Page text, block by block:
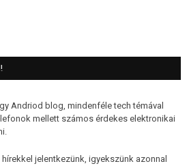
Andriod blog, mindenféle tech témával
mellett számos érdekes elektronikai
jelentkezünk, igyekszünk azonnal